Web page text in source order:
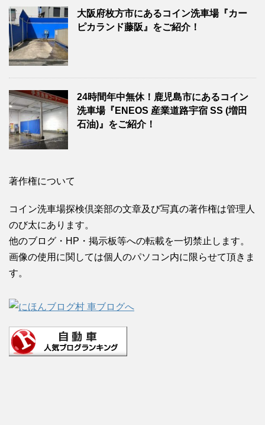
大阪府枚方市にあるコイン洗車場『カー
ピカランド藤阪』をご紹介！
24時間年中無休！鹿児島市にあるコイン
洗車場『ENEOS 産業道路宇宿 SS (増田
石油)』をご紹介！
著作権について
コイン洗車場探検倶楽部の文章及び写真の著作権は管理人
のび太にあります。
他のブログ・HP・掲示板等への転載を一切禁止します。
画像の使用に関しては個人のパソコン内に限らせて頂きま
す。